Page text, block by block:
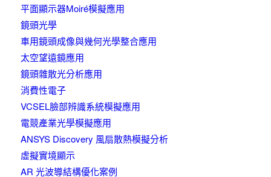
平面顯示器Moiré模擬應用
鏡頭光學
車用鏡頭成像與幾何光學整合應用
太空望遠鏡應用
鏡頭雜散光分析應用
消費性電子
VCSEL臉部辨識系統模擬應用
電競產業光學模擬應用
ANSYS Discovery 風扇散熱模擬分析
虛擬實境顯示
AR 光波導結構優化案例